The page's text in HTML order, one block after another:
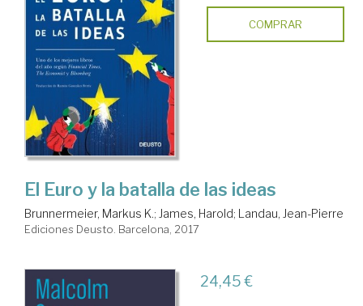
COMPRAR
El Euro y la batalla de las ideas
Brunnermeier, Markus K.; James, Harold; Landau, Jean-Pierre
Ediciones Deusto. Barcelona, 2017
24,45 €